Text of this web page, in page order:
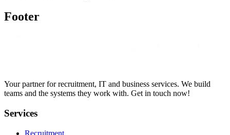
Footer
Your partner for recruitment, IT and business services. We build
teams and the systems they work with. Get in touch now!
Services
Recruitment